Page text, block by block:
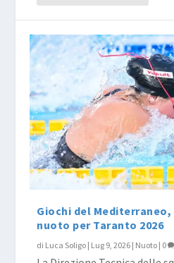
Giochi del
nuoto per Taranto 2026
di Luca Soligo | Lug 9, 2026 | Nuoto | 0